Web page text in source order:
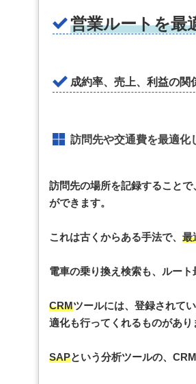
営業ルートを最
成約率、売上、利益の関
訪問先や交通費を最適化
訪問先の場所を記録すること
ができます。
これは古くからある手法で、 最
電車の乗り換え検索も、ルート
CRMツールには、登録されて
適化も行ってくれるものがあり
SAPという分析ツールの、